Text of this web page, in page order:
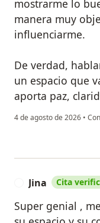
mostrarme lo
manera muy
influenciarme.
De verdad,
un espacio que
aporta paz,
4 de agosto de 2026 •
Jina Cita
Super genial ,